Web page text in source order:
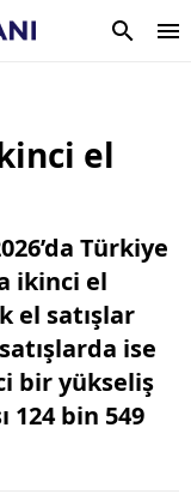
el
Türkiye
ikinci el
el satışlar
ise
bir yükseliş
124 bin 549